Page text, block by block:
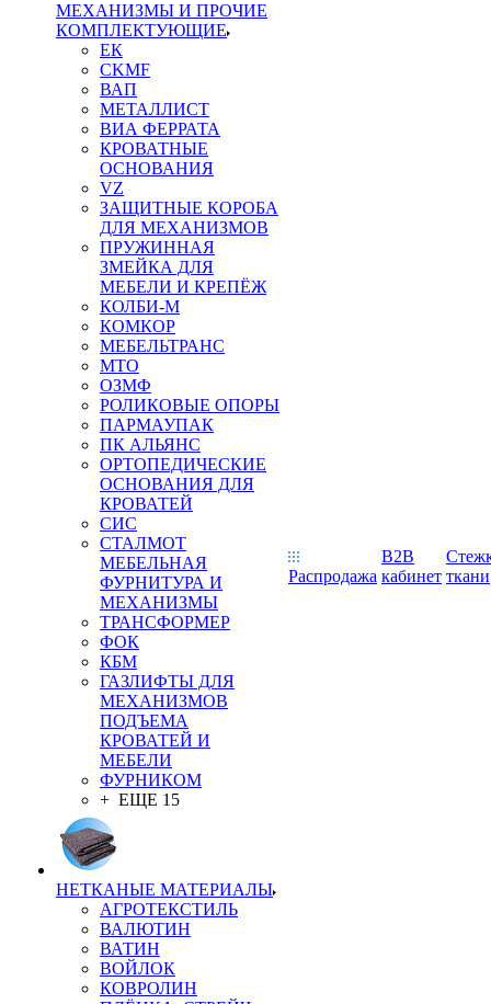
МЕХАНИЗМЫ И ПРОЧИЕ
КОМПЛЕКТУЮЩИЕ
ЕК
CKMF
ВАП
МЕТАЛЛИСТ
ВИА ФЕРРАТА
КРОВАТНЫЕ
ОСНОВАНИЯ
VZ
ЗАЩИТНЫЕ КОРОБА
ДЛЯ МЕХАНИЗМОВ
ПРУЖИННАЯ
ЗМЕЙКА ДЛЯ
МЕБЕЛИ И КРЕПЁЖ
КОЛБИ-М
КОМКОР
МЕБЕЛЬТРАНС
MTO
ОЗМФ
РОЛИКОВЫЕ ОПОРЫ
ПАРМАУПАК
ПК АЛЬЯНС
ОРТОПЕДИЧЕСКИЕ
ОСНОВАНИЯ ДЛЯ
КРОВАТЕЙ
СИС
СТАЛМОТ
МЕБЕЛЬНАЯ
ФУРНИТУРА И
МЕХАНИЗМЫ
ТРАНСФОРМЕР
ФОК
КБМ
ГАЗЛИФТЫ ДЛЯ
МЕХАНИЗМОВ
ПОДЪЕМА
КРОВАТЕЙ И
МЕБЕЛИ
ФУРНИКОМ
+ ЕЩЕ 15
НЕТКАНЫЕ МАТЕРИАЛЫ
АГРОТЕКСТИЛЬ
ВАЛЮТИН
ВАТИН
ВОЙЛОК
КОВРОЛИН
Распродажа
B2B
кабинет ткани